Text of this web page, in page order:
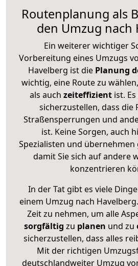
Routenplanung als
den Umzug nach
Ein weiterer wichtiger
Vorbereitung eines Umzugs
Havelberg ist diePlanung
wichtig, eine Route zu
als auch zeiteffizientist. Es
sicherzustellen, dass die
Straßensperrungen und
ist. Keine Sorgen, auch
Spezialisten und übernehmen
damit Sie sich auf andere
konzentrieren
In der Tat gibt es viele
einem Umzug nach
Zeit zu nehmen, um alle
sorgfältig zu planen und zu
sicherzustellen, dass alles
Mit der richtigen
deutschlandweiter Umzug